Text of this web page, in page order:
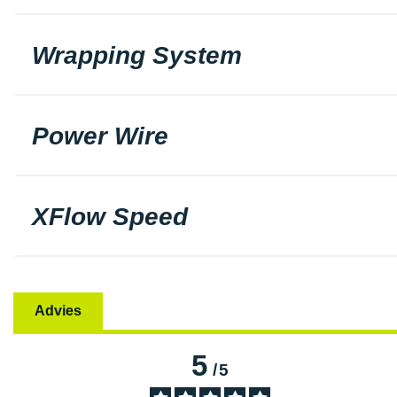
Wrapping System
Power Wire
XFlow Speed
Advies
5/5